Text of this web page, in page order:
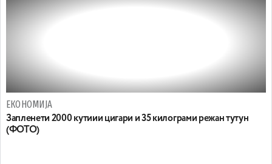
ЕКОНОМИЈА
Запленети 2000 кутиии цигари и 35 килограми режан тутун
(ФОТО)